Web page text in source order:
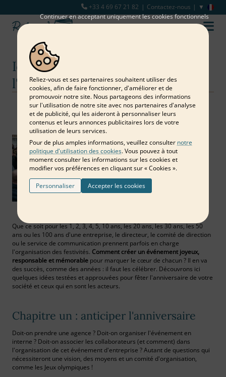
+33 4 69 67 21 82 Contactez-nous
Idées d'animations pour
l'anniversaire d'une entreprise
Notre blog
Entreprise
Idées d'animations pour l'anniversaire d'une entreprise
Que ce soit pour les 1, 2, 3, 4, 5, 10 ans, les 20 ans, les 30 ans, les 50
ans ou les 100 ans d'une entreprise, le directeur, le comité de direction
ou le service de communication prennent parfois en charge
l'organisation des festivités. Comment créer un événement joyeux,
responsable et mémorable pour marquer le cœur de chacun ? Il en va
des succès, comme des années : il faut les célébrer. Découvrons ici
quelques idées testées et approuvées pour fêter l'anniversaire de votre
société et ceux qui en sont les acteurs.
Chapitre un : anticiper l'anniversaire
Doit-on prendre une agence ? Doit-on organiser l'événement en
interne ? Doit-on associer les collaborateurs (et comment) dans
l'organisation de cet événement d'entreprise ? Autant de questions qui
nécessiteront une vision, des moyens et un comité d'organisation,
comme les Jeux olympiques !
Continuer en acceptant uniquement les cookies fonctionnels
Reliez‑vous et ses partenaires souhaitent utiliser des
cookies, afin de faire fonctionner, d'améliorer et de
promouvoir notre site. Nous partageons des informations
sur l'utilisation de notre site avec nos partenaires d'analyse
et de publicité, qui les aideront à personnaliser leurs
contenus et leurs annonces publicitaires lors de votre
utilisation de leurs services.
Pour de plus amples informations, veuillez consulter notre
politique d'utilisation des cookies. Vous pouvez à tout
moment consulter les informations sur les cookies et
modifier vos préférences en cliquant sur « Cookies ».
Personnaliser Accepter les cookies